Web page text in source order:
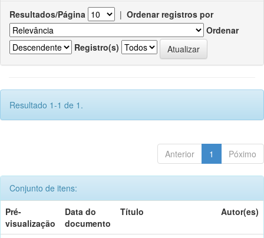
Resultados/Página | Ordenar registros por
Ordenar
Registro(s)
Resultado 1-1 de 1.
Anterior 1 Póximo
Conjunto de itens:
Pré-
visualização
Data do
documento
Título Autor(es)